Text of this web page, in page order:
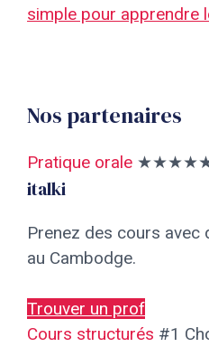
simple pour apprendre
Nos partenaires
Pratique orale
italki
Prenez des cours
au Cambodge.
Trouver un prof
Cours structurés #1